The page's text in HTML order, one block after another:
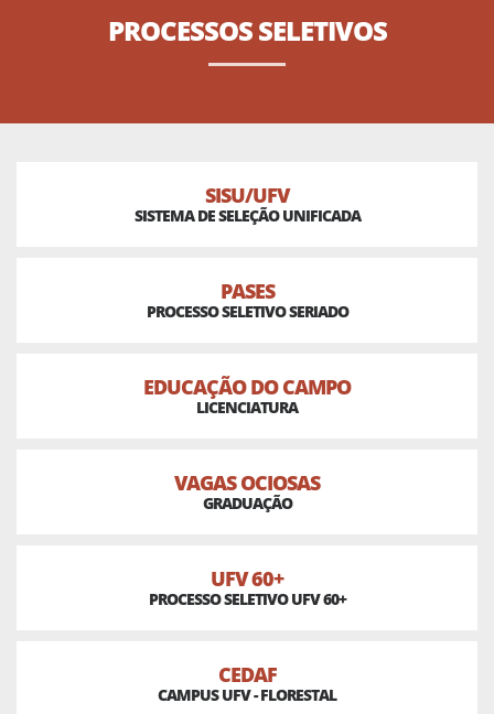
PROCESSOSSELETIVOS
SISU/UFV
SISTEMA DE SELEÇÃO UNIFICADA
PASES
PROCESSO SELETIVO SERIADO
EDUCAÇÃO DO CAMPO
LICENCIATURA
VAGAS OCIOSAS
GRADUAÇÃO
UFV 60+
PROCESSO SELETIVO UFV 60+
CEDAF
CAMPUS UFV - FLORESTAL